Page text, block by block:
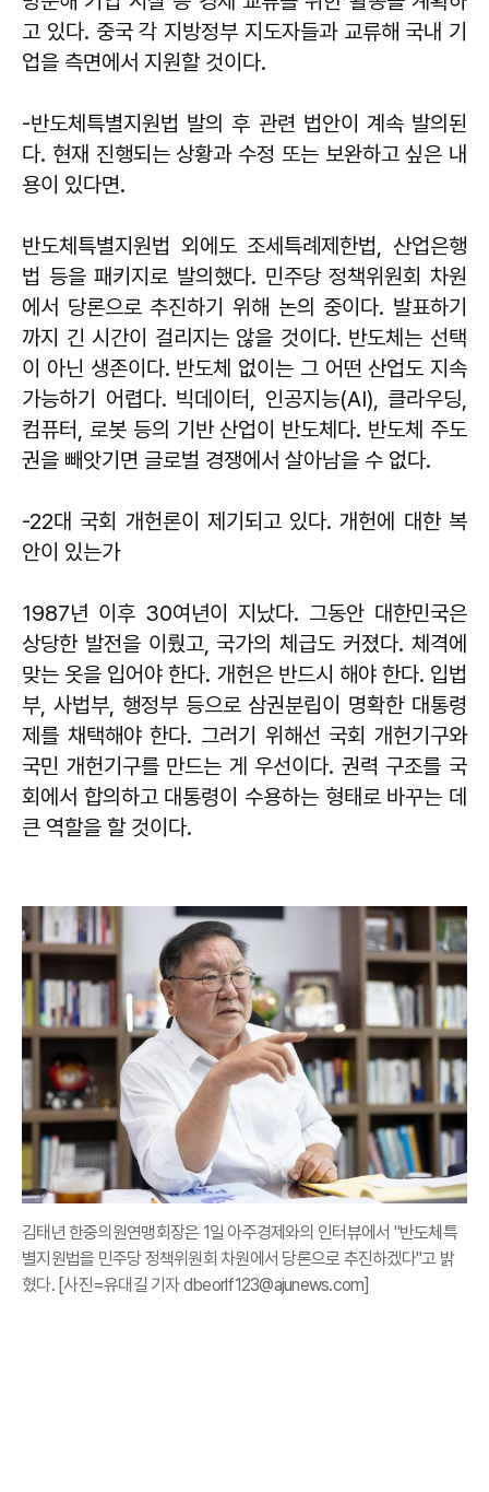
고 있다. 중국 각 지방정부 지도자들과 교류해 국내 기
업을 측면에서 지원할 것이다.
-반도체특별지원법 발의 후 관련 법안이 계속 발의된
다. 현재 진행되는 상황과 수정 또는 보완하고 싶은 내
용이 있다면.
반도체특별지원법 외에도 조세특례제한법, 산업은행
법 등을 패키지로 발의했다. 민주당 정책위원회 차원
에서 당론으로 추진하기 위해 논의 중이다. 발표하기
까지 긴 시간이 걸리지는 않을 것이다. 반도체는 선택
이 아닌 생존이다. 반도체 없이는 그 어떤 산업도 지속
가능하기 어렵다. 빅데이터, 인공지능(AI), 클라우딩,
컴퓨터, 로봇 등의 기반 산업이 반도체다. 반도체 주도
권을 빼앗기면 글로벌 경쟁에서 살아남을 수 없다.
-22대 국회 개헌론이 제기되고 있다. 개헌에 대한 복
안이 있는가
1987년 이후 30여년이 지났다. 그동안 대한민국은
상당한 발전을 이뤘고, 국가의 체급도 커졌다. 체격에
맞는 옷을 입어야 한다. 개헌은 반드시 해야 한다. 입법
부, 사법부, 행정부 등으로 삼권분립이 명확한 대통령
제를 채택해야 한다. 그러기 위해선 국회 개헌기구와
국민 개헌기구를 만드는 게 우선이다. 권력 구조를 국
회에서 합의하고 대통령이 수용하는 형태로 바꾸는 데
큰 역할을 할 것이다.
김태년 한중의원연맹회장은 1일 아주경제와의 인터뷰에서 "반도체특
별지원법을 민주당 정책위원회 차원에서 당론으로 추진하겠다"고 밝
혔다. [사진=유대길 기자 dbeorlf123@ajunews.com]